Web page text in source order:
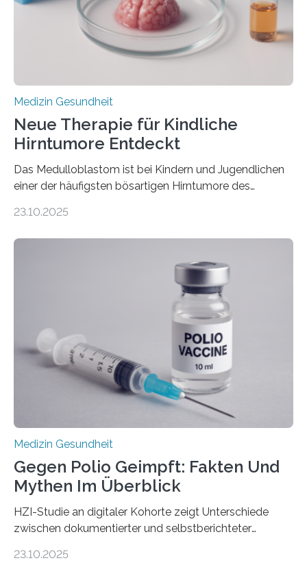
erblich bedingte Herzerkrankung. Sie führt dazu, dass
sich die linke Herzkammer verdickt, der Herzmuskel zu
stark kontrahiert…
Medizin Gesundheit
Neue Therapie für Kindliche
Hirntumore Entdeckt
Das Medulloblastom ist bei Kindern und Jugendlichen
einer der häufigsten bösartigen Hirntumore des
Betroffenen können mit heutigen Methoden geheilt
Dringend benötigt werden zielgerichtete Therapien, die
nur Tumorschwachstellen angreifen und normales
Gewebe verschonen. Forschende um Daniel Merk vom
Hertie-Institut für klinische Hirnforschung am
Universitätsklinikum Tübingen haben eine solche
Schwachstelle im Erbgut einer Untergruppe des
Medulloblastoms gefunden. Die Wilhelm Sander-
Stiftung unterstützte das Projekt…
23.10.2025
Medizin Gesundheit
Gegen Polio Geimpft: Fakten Und
Mythen Im Überblick
HZI-Studie an digitaler Kohorte zeigt Unterschiede
zwischen dokumentierter und selbstberichteter
Kinderlähmung, ist eine ansteckende Krankheit, die
23.10.2025